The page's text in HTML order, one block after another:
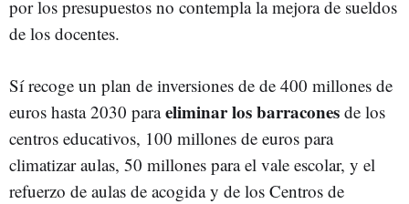
por los presupuestos no contempla la mejora de sueldos
de los docentes.
Sí recoge un plan de inversiones de de 400 millones de
euros hasta 2030 paraeliminar los barracones de los
centros educativos, 100 millones de euros para
climatizar aulas, 50 millones para el vale escolar, y el
refuerzo de aulas de acogida y de los Centros de